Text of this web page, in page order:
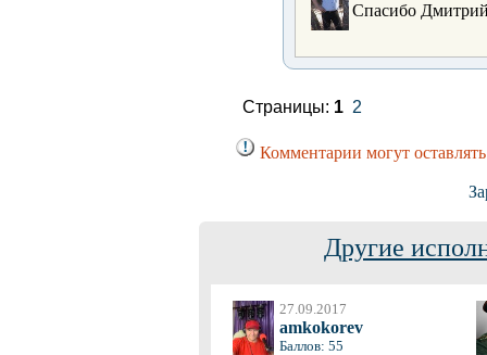
Спасибо
Страницы: 1 2
Комментарии могут
Другие
27.09.2017
amkokorev
Баллов: 55